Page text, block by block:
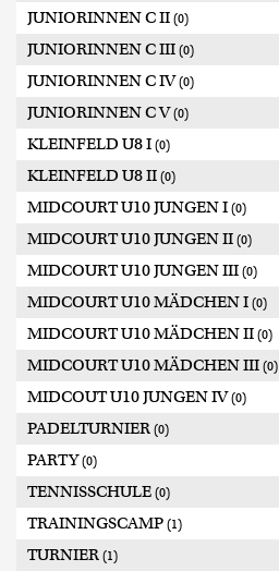
JUNIORINNEN C II (0)
JUNIORINNEN C III (0)
JUNIORINNEN C IV(0)
JUNIORINNEN C V(0)
KLEINFELD U8 I (0)
KLEINFELD U8 II (0)
MIDCOURT U10 JUNGEN I (0)
MIDCOURT U10 JUNGEN II (0)
MIDCOURT U10 JUNGEN III (0)
MIDCOURT U10 MÄDCHEN I (0)
MIDCOURT U10 MÄDCHEN II (0)
MIDCOURT U10 MÄDCHEN III (0)
MIDCOUT U10 JUNGEN IV(0)
PADELTURNIER (0)
PARTY(0)
TENNISSCHULE (0)
TRAININGSCAMP (1)
TURNIER (1)